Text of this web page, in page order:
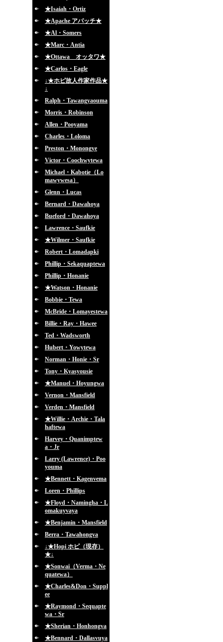
★Isaiah・Ortiz
★Apache アパッチ★
★Al・Somers
★Marc・Antia
★Ottawa オッタワ★
★Carlos・Eagle
↓★ホピ故人作家作品★
↓
Ralph・Tawangyaouma
Morris・Robinson
Allen・Pooyama
Charles・Loloma
Preston・Monongye
Victor・Coochwytewa
Michael・Kabotie（Lo
mawywesa）
Glenn・Lucas
Bernard・Dawahoya
Bueford・Dawahoya
Lawrence・Saufkie
★Wilmer・Saufkie
Robert・Lomadapki
Phillip・Sekaquaptewa
Phillip・Honanie
★Watson・Honanie
Bobbie・Tewa
McBride・Lomayestewa
Billie・Ray・Hawee
Ted・Wadsworth
Hubert・Yowytewa
Norman・Honie・Sr
Tony・Kyasyousie
★Manuel・Hoyungwa
Vernon・Mansfield
Verden・Mansfield
★Willie・Archie・Tala
haftewa
Harvey・Quanimptew
a・Jr
Larry (Lawrence)・Poo
youma
★Bennett・Kagenvema
Loren・Phillips
★Floyd・Namingha・L
omakuyvaya
★Benjamin・Mansfield
Berra・Tawahongva
↓★Hopi ホピ（現存）
★↓
★Sonwai（Verma・Ne
quatewa）
★Charles&Don・Suppl
ee
★Raymond・Sequapte
wa・Sr
★Sherian・Honhongva
★Bennard・Dallasvuya